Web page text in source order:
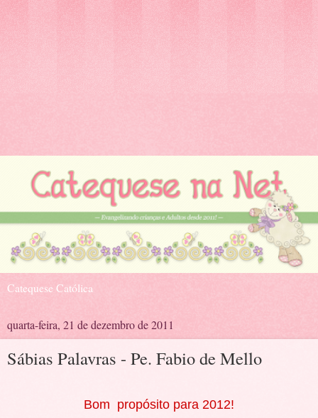
Catequese Católica
quarta-feira, 21 de dezembro de 2011
Sábias Palavras - Pe. Fabio de Mello
Bom propósito para 2012!